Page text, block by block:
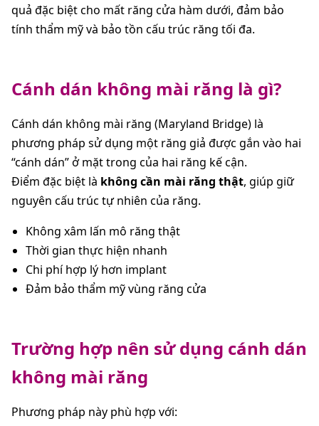
quả đặc biệt cho mất răng cửa hàm dưới, đảm bảo
tính thẩm mỹ và bảo tồn cấu trúc răng tối đa.
Cánh dán không mài răng là gì?
Cánh dán không mài răng (Maryland Bridge) là
phương pháp sử dụng một răng giả được gắn vào hai
“cánh dán” ở mặt trong của hai răng kế cận.
Điểm đặc biệt là không cần mài răng thật, giúp giữ
nguyên cấu trúc tự nhiên của răng.
Không xâm lấn mô răng thật
Thời gian thực hiện nhanh
Chi phí hợp lý hơn implant
Đảm bảo thẩm mỹ vùng răng cửa
Trường hợp nên sử dụng cánh dán
không mài răng
Phương pháp này phù hợp với: